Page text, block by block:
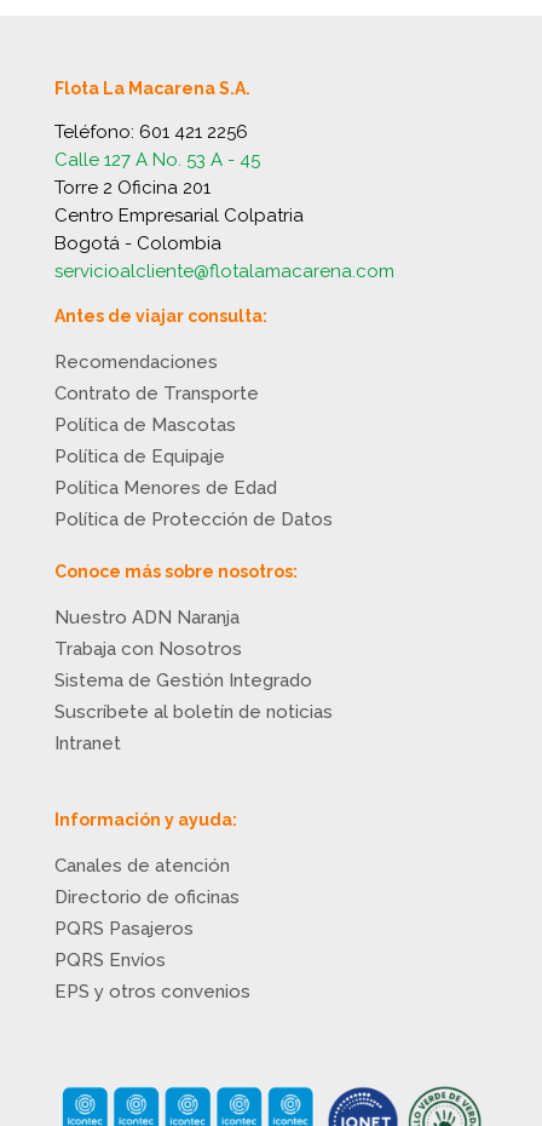
Flota La Macarena S.A.
Teléfono: 601 421 2256
Calle 127 A No. 53 A - 45
Torre 2 Oficina 201
Centro Empresarial Colpatria
Bogotá - Colombia
servicioalcliente@flotalamacarena.com
Antes de viajar consulta:
Recomendaciones
Contrato de Transporte
Política de Mascotas
Política de Equipaje
Política Menores de Edad
Política de Protección de Datos
Conoce más sobre nosotros:
Nuestro ADN Naranja
Trabaja con Nosotros
Sistema de Gestión Integrado
Suscríbete al boletín de noticias
Intranet
Información y ayuda:
Canales de atención
Directorio de oficinas
PQRS Pasajeros
PQRS Envíos
EPS y otros convenios